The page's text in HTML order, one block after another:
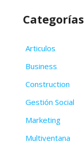
Categorías
Articulos
Business
Construction
Gestión Social
Marketing
Multiventana